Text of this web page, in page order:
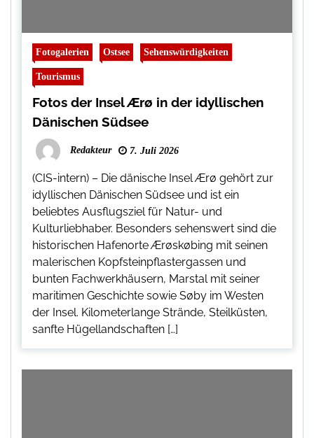
Fotogalerien Ostsee Sehenswürdigkeiten
Tourismus
Fotos der Insel Ærø in der idyllischen
Dänischen Südsee
Redakteur 7. Juli 2026
(CIS-intern) – Die dänische Insel Ærø gehört zur
idyllischen Dänischen Südsee und ist ein
beliebtes Ausflugsziel für Natur- und
Kulturliebhaber. Besonders sehenswert sind die
historischen Hafenorte Ærøskøbing mit seinen
malerischen Kopfsteinpflastergassen und
bunten Fachwerkhäusern, Marstal mit seiner
maritimen Geschichte sowie Søby im Westen
der Insel. Kilometerlange Strände, Steilküsten,
sanfte Hügellandschaften […]